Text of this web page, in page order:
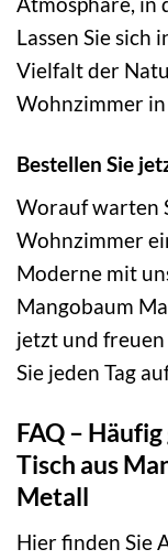
Lassen Sie sich
Vielfalt der
Wohnzimmer
Bestellen Sie
Worauf warten
Wohnzimmer
Moderne mit
Mangobaum
jetzt und freuen
Sie jeden Tag
FAQ –
Tisch aus
Metall
Hier finden Sie